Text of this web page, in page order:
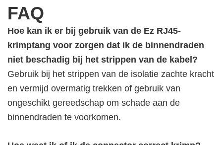
FAQ
Hoe kan ik er bij gebruik van de Ez RJ45-
krimptang voor zorgen dat ik de binnendraden
niet beschadig bij het strippen van de kabel?
Gebruik bij het strippen van de isolatie zachte kracht
en vermijd overmatig trekken of gebruik van
ongeschikt gereedschap om schade aan de
binnendraden te voorkomen.